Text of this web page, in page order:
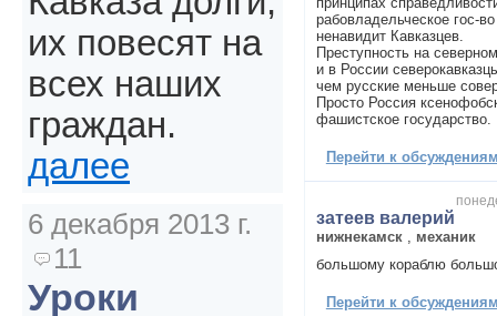
рабовладельческое гос-
ненавидит Кавказцев.
Преступность на
и в России
чем русские меньше
Просто Россия
фашистское государство.
Перейти к
затеев валерий
нижнекамск
механик
большому кораблю
Перейти к
их повесят на
всех наших
граждан.
далее
6 декабря 2013 г.
11
Уроки